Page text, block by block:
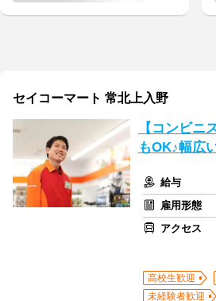
セイコーマート 常北上入野
【コンビニ
もOK♪幅広
給与
雇用形態
アクセス
高校生歓迎
未経験者歓迎